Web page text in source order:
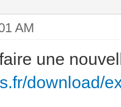
AM
une
download/